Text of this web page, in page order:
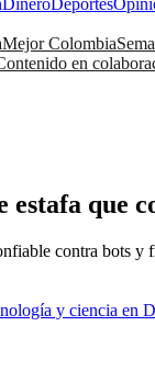
DineroDeportes
Mejor Colombia
en
estafa que
contra bots y
y ciencia en